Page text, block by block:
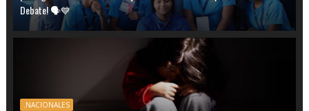
Debate! 🗣️💙
.NACIONALES